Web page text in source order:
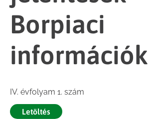
Borpiaci
információk
IV. évfolyam 1. szám
Letöltés